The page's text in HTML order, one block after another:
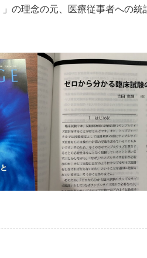
の理念の元、医療従事者への統